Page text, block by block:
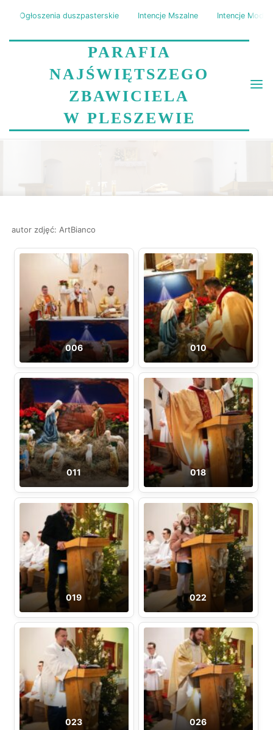
content
PARAFIA
NAJŚWIĘTSZEGO
ZBAWICIELA
W PLESZEWIE
Ogłoszenia duszpasterskie Intencje Mszalne Intencje
PASTERKA
autor zdjęć: ArtBianco
006 010
011 018
019 022
023 026